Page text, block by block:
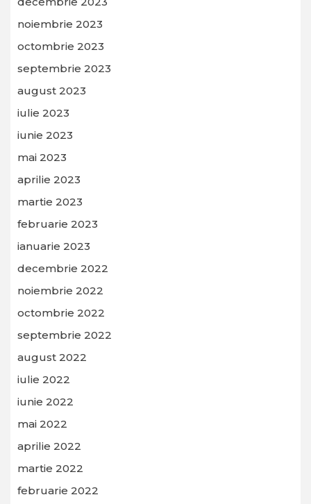
noiembrie 2023
octombrie 2023
septembrie 2023
august 2023
iulie 2023
iunie 2023
mai 2023
aprilie 2023
martie 2023
februarie 2023
ianuarie 2023
decembrie 2022
noiembrie 2022
octombrie 2022
septembrie 2022
august 2022
iulie 2022
iunie 2022
mai 2022
aprilie 2022
martie 2022
februarie 2022